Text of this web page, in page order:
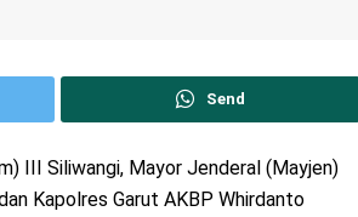
Send
III Siliwangi, Mayor Jenderal (Mayjen)
Kapolres Garut AKBP Whirdanto